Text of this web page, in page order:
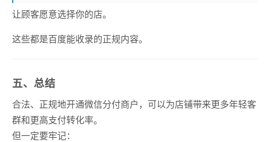
让顾客愿意选择你的店。
这些都是百度能收录的正规内容。
五、总结
合法、正规地开通微信分付商户，可以为店铺带来更多年轻客
群和更高支付转化率。
但一定要牢记：